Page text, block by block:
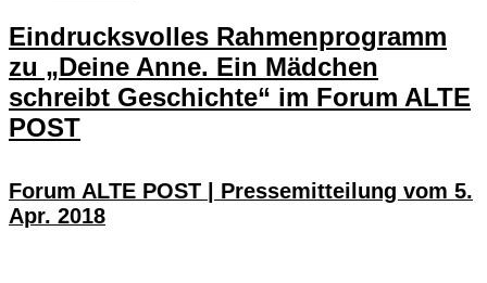
Eindrucksvolles Rahmenprogramm
zu „Deine Anne. Ein Mädchen
schreibt Geschichte“ im Forum ALTE
POST
Forum ALTE POST | Pressemitteilung vom 5.
Apr. 2018